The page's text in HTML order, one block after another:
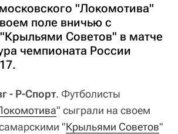
"Локомотива"
поле вничью с
Советов" в матче
чемпионата России
- Р-Спорт. Футболисты
" сыграли на своем
"Крыльями Советов"